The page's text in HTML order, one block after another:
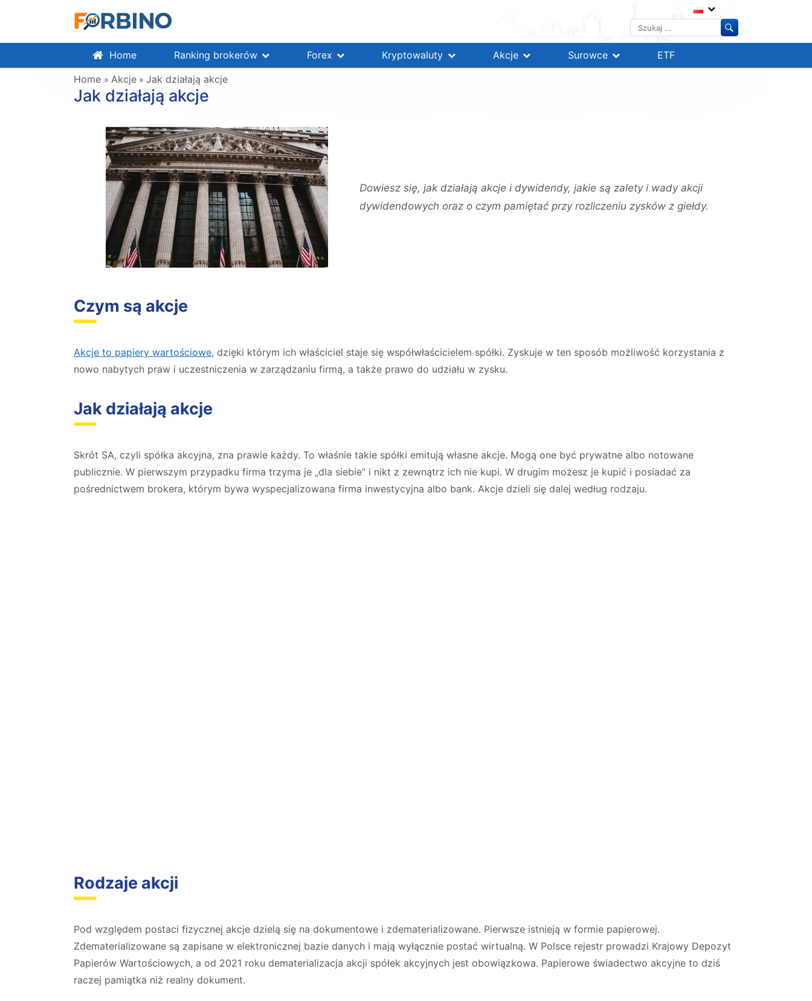
Szukaj:
Home Ranking brokerów Forex Kryptowaluty Akcje Surowce
ETF
Home » Akcje » Jak działają akcje
Jak działają akcje
Dowiesz się, jak działają akcje i dywidendy, jakie są zalety i wady akcji
dywidendowych oraz o czym pamiętać przy rozliczeniu zysków z giełdy.
Czym są akcje
Akcje to papiery wartościowe, dzięki którym ich właściciel staje się współwłaścicielem spółki. Zyskuje w ten sposób możliwość korzystania z
nowo nabytych praw i uczestniczenia w zarządzaniu firmą, a także prawo do udziału w zysku.
Jak działają akcje
Skrót SA, czyli spółka akcyjna, zna prawie każdy. To właśnie takie spółki emitują własne akcje. Mogą one być prywatne albo notowane
publicznie. W pierwszym przypadku firma trzyma je „dla siebie” i nikt z zewnątrz ich nie kupi. W drugim możesz je kupić i posiadać za
pośrednictwem brokera, którym bywa wyspecjalizowana firma inwestycyjna albo bank. Akcje dzieli się dalej według rodzaju.
Rodzaje akcji
Pod względem postaci fizycznej akcje dzielą się na dokumentowe i zdematerializowane. Pierwsze istnieją w formie papierowej.
Zdematerializowane są zapisane w elektronicznej bazie danych i mają wyłącznie postać wirtualną. W Polsce rejestr prowadzi Krajowy Depozyt
Papierów Wartościowych, a od 2021 roku dematerializacja akcji spółek akcyjnych jest obowiązkowa. Papierowe świadectwo akcyjne to dziś
raczej pamiątka niż realny dokument.